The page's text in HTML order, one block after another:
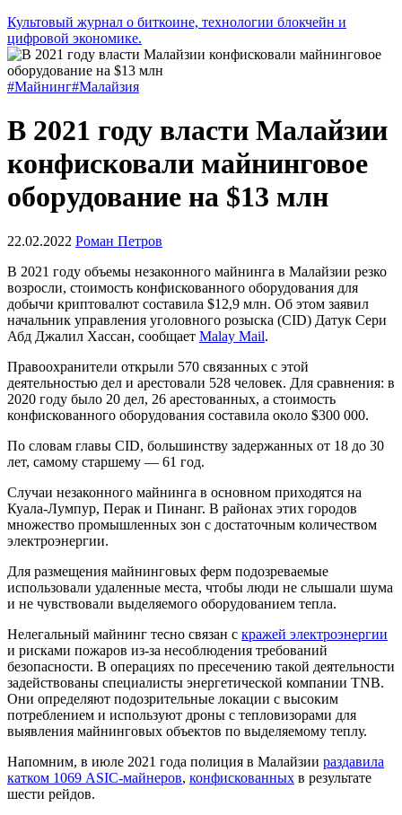
Культовый журнал о биткоине, технологии блокчейн и
цифровой экономике.
#Майнинг#Малайзия
В 2021 году власти Малайзии
конфисковали майнинговое
оборудование на $13 млн
22.02.2022 Роман Петров
В 2021 году объемы незаконного майнинга в Малайзии резко
возросли, стоимость конфискованного оборудования для
добычи криптовалют составила $12,9 млн. Об этом заявил
начальник управления уголовного розыска (CID) Датук Сери
Абд Джалил Хассан, сообщает Malay Mail.
Правоохранители открыли 570 связанных с этой
деятельностью дел и арестовали 528 человек. Для сравнения: в
2020 году было 20 дел, 26 арестованных, а стоимость
конфискованного оборудования составила около $300 000.
По словам главы CID, большинству задержанных от 18 до 30
лет, самому старшему — 61 год.
Случаи незаконного майнинга в основном приходятся на
Куала-Лумпур, Перак и Пинанг. В районах этих городов
множество промышленных зон с достаточным количеством
электроэнергии.
Для размещения майнинговых ферм подозреваемые
использовали удаленные места, чтобы люди не слышали шума
и не чувствовали выделяемого оборудованием тепла.
Нелегальный майнинг тесно связан с кражей электроэнергии
и рисками пожаров из-за несоблюдения требований
безопасности. В операциях по пресечению такой деятельности
задействованы специалисты энергетической компании TNB.
Они определяют подозрительные локации с высоким
потреблением и используют дроны с тепловизорами для
выявления майнинговых объектов по выделяемому теплу.
Напомним, в июле 2021 года полиция в Малайзии раздавила
катком 1069 ASIC-майнеров, конфискованных в результате
шести рейдов.